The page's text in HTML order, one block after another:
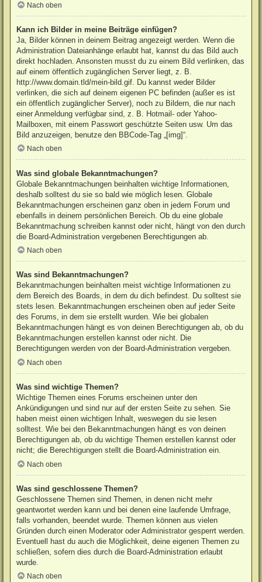
Nach oben
Kann ich Bilder in meine Beiträge einfügen?
Ja, Bilder können in deinem Beitrag angezeigt werden. Wenn die
Administration Dateianhänge erlaubt hat, kannst du das Bild auch
direkt hochladen. Ansonsten musst du zu einem Bild verlinken, das
auf einem öffentlich zugänglichen Server liegt, z. B.
http://www.domain.tld/mein-bild.gif. Du kannst weder Bilder
verlinken, die sich auf deinem eigenen PC befinden (außer es ist
ein öffentlich zugänglicher Server), noch zu Bildern, die nur nach
einer Anmeldung verfügbar sind, z. B. Hotmail- oder Yahoo-
Mailboxen, mit einem Passwort geschützte Seiten usw. Um das
Bild anzuzeigen, benutze den BBCode-Tag „[img]“.
Nach oben
Was sind globale Bekanntmachungen?
Globale Bekanntmachungen beinhalten wichtige Informationen,
deshalb solltest du sie so bald wie möglich lesen. Globale
Bekanntmachungen erscheinen ganz oben in jedem Forum und
ebenfalls in deinem persönlichen Bereich. Ob du eine globale
Bekanntmachung schreiben kannst oder nicht, hängt von den durch
die Board-Administration vergebenen Berechtigungen ab.
Nach oben
Was sind Bekanntmachungen?
Bekanntmachungen beinhalten meist wichtige Informationen zu
dem Bereich des Boards, in dem du dich befindest. Du solltest sie
stets lesen. Bekanntmachungen erscheinen oben auf jeder Seite
des Forums, in dem sie erstellt wurden. Wie bei globalen
Bekanntmachungen hängt es von deinen Berechtigungen ab, ob du
Bekanntmachungen erstellen kannst oder nicht. Die
Berechtigungen werden von der Board-Administration vergeben.
Nach oben
Was sind wichtige Themen?
Wichtige Themen eines Forums erscheinen unter den
Ankündigungen und sind nur auf der ersten Seite zu sehen. Sie
haben meist einen wichtigen Inhalt, weswegen du sie lesen
solltest. Wie bei den Bekanntmachungen hängt es von deinen
Berechtigungen ab, ob du wichtige Themen erstellen kannst oder
nicht; die Berechtigungen stellt die Board-Administration ein.
Nach oben
Was sind geschlossene Themen?
Geschlossene Themen sind Themen, in denen nicht mehr
geantwortet werden kann und bei denen eine laufende Umfrage,
falls vorhanden, beendet wurde. Themen können aus vielen
Gründen durch einen Moderator oder Administrator gesperrt werden.
Eventuell hast du auch die Möglichkeit, deine eigenen Themen zu
schließen, sofern dies durch die Board-Administration erlaubt
wurde.
Nach oben